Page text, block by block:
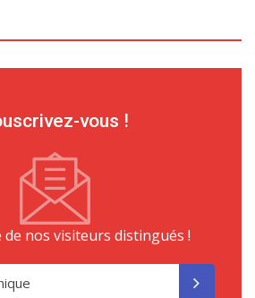
vous !
de nos visiteurs distingués !